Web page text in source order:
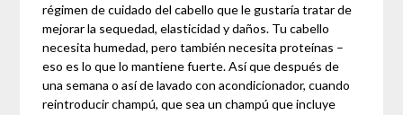
régimen de cuidado del cabello que le gustaría tratar de
mejorar la sequedad, elasticidad y daños. Tu cabello
necesita humedad, pero también necesita proteínas –
eso es lo que lo mantiene fuerte. Así que después de
una semana o así de lavado con acondicionador, cuando
reintroducir champú, que sea un champú que incluye